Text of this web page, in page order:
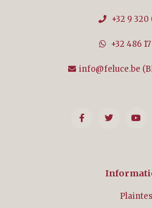
+32 9 320
+32 486
info@feluce.be
Plaintes